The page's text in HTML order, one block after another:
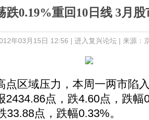
跌0.19%重回10日线 3月
年03月15日 12:56 | 进入复兴论坛| 来源：
区域压力，本周一两市陷
2434.86点，跌4.60点，跌幅
33.88点，跌幅0.33%。